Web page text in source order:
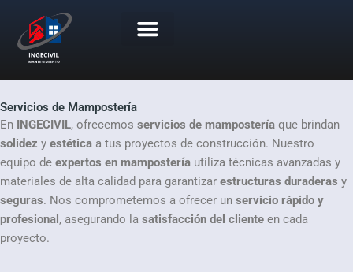
contenido
Servicios de Mampostería
En INGECIVIL, ofrecemos servicios de mampostería que brindan
solidez y estética a tus proyectos de construcción. Nuestro
equipo de expertos en mampostería utiliza técnicas avanzadas y
materiales de alta calidad para garantizar estructuras duraderas y
seguras. Nos comprometemos a ofrecer un servicio rápido y
profesional , asegurando la satisfacción del cliente en cada
proyecto.